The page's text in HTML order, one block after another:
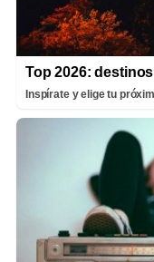
Top 2026:
Inspírate y elige tu